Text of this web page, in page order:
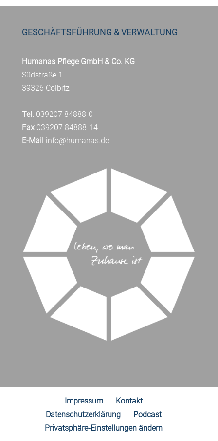
GESCHÄFTSFÜHRUNG & VERWALTUNG
Humanas Pflege GmbH & Co. KG
Südstraße 1
39326 Colbitz
Tel. 039207 84888-0
Fax039207 84888-14
E-Mail info@humanas.de
Impressum
Kontakt
Datenschutzerklärung
Podcast
Privatsphäre-Einstellungen ändern